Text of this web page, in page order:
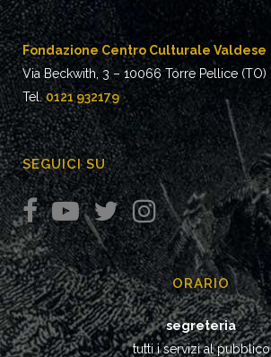
Fondazione Centro Culturale Valdese
Via Beckwith, 3 – 10066 Torre Pellice (TO)
Tel.0121 932179
SEGUICI SU
ORARIO
segreteria
tutti i servizi al pubblico